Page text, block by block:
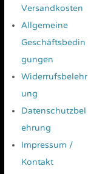
Versandkosten
Allgemeine
Geschäftsbedin
gungen
Widerrufsbelehr
ung
Datenschutzbel
ehrung
Impressum /
Kontakt